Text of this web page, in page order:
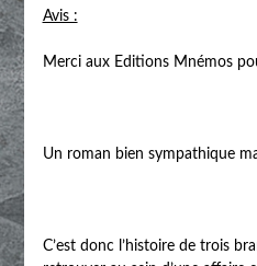
Avis :
Merci aux Editions Mnémos
Un roman bien sympathique
C’est donc l’histoire de trois